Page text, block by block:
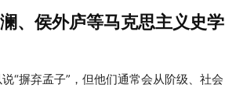
、侯外庐等马克思主义史学
“摒弃孟子”，但他们通常会从阶级、社会